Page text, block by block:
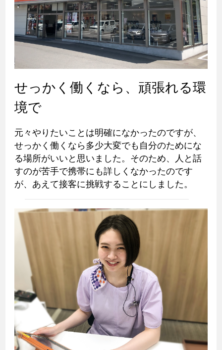
せっかく働くなら、頑張れる環
境で
元々やりたいことは明確になかったのですが、
せっかく働くなら多少大変でも自分のためにな
る場所がいいと思いました。そのため、人と話
すのが苦手で携帯にも詳しくなかったのです
が、あえて接客に挑戦することにしました。